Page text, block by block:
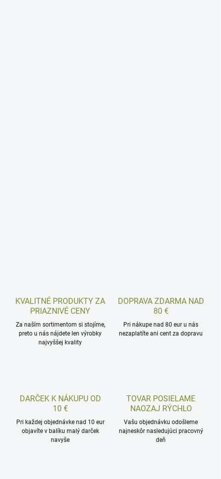
KVALITNÉ PRODUKTY ZA
PRIAZNIVÉ CENY
Za naším sortimentom si stojíme,
preto u nás nájdete len výrobky
najvyššej kvality
DOPRAVA ZDARMA NAD
80 €
Pri nákupe nad 80 eur u nás
nezaplatíte ani cent za dopravu
DARČEK K NÁKUPU OD
10 €
Pri každej objednávke nad 10 eur
objavíte v balíku malý darček
navyše
TOVAR POSIELAME
NAOZAJ RÝCHLO
Vašu objednávku odošleme
najneskôr nasledujúci pracovný
deň